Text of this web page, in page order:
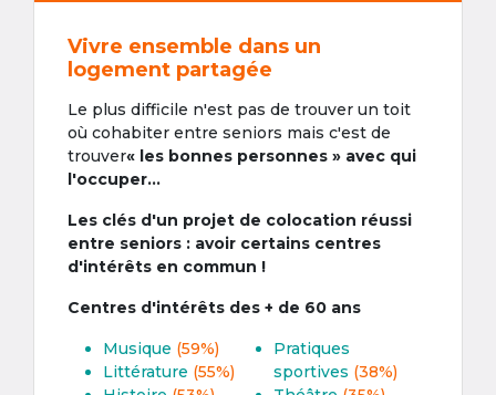
Vivre ensemble dans un
logement partagée
Le plus difficile n'est pas de trouver un toit
où cohabiter entre seniors mais c'est de
trouver« les bonnes personnes » avec qui
l'occuper...
Les clés d'un projet de colocation réussi
entre seniors : avoir certains centres
d'intérêts en commun !
Centres d'intérêts des + de 60 ans
Musique (59%)
Littérature (55%)
Pratiques
sportives (38%)